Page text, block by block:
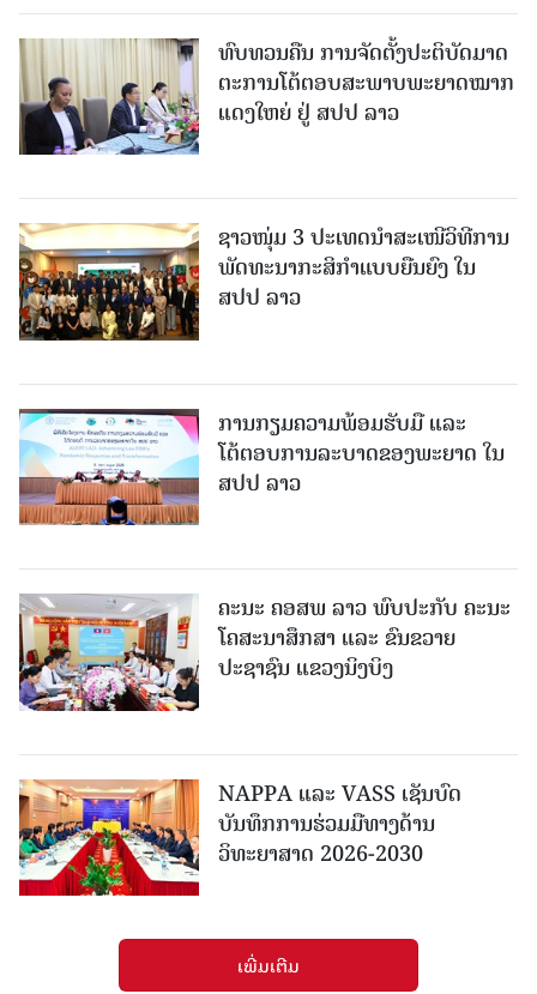
ທົບທວນຄືນ ການຈັດຕັ້ງປະຕິບັດມາດ
ຕະການໂຕ້ຕອບສະພາບພະຍາດໝາກ
ແດງໃຫຍ່ ຢູ່ ສປປ ລາວ
ຊາວໜຸ່ມ 3 ປະເທດນຳສະເໜີວິທີການ
ພັດທະນາກະສິກຳແບບຍືນຍົງ ໃນ
ສປປ ລາວ
ການກຽມຄວາມພ້ອມຮັບມື ແລະ
ໂຕ້ຕອບການລະບາດຂອງພະຍາດ ໃນ
ສປປ ລາວ
ຄະນະ ຄອສພ ລາວ ພົບປະກັບ ຄະນະ
ໂຄສະນາສຶກສາ ແລະ ຂົນຂວາຍ
ປະຊາຊົນ ແຂວງນິງບິງ
NAPPA ແລະ VASS ເຊັນບົດ
ບັນທຶກການຮ່ວມມືທາງດ້ານ
ວິທະຍາສາດ 2026-2030
ເພີ່ມເຕີມ